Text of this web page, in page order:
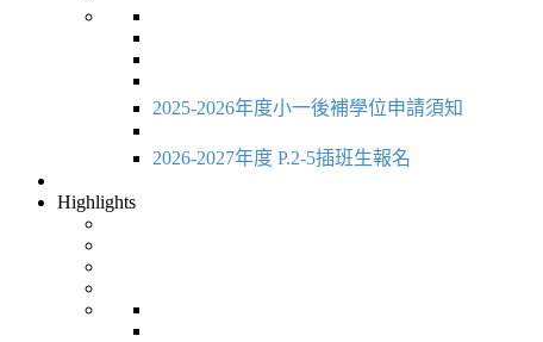
2025-2026年度小一後補學位申請須知
2026-2027年度 P.2-5插班生報名
Highlights